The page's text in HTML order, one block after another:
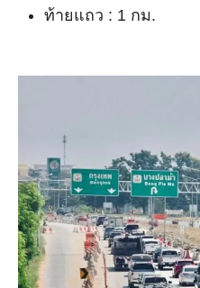
ท้ายแถว : 1 กม.